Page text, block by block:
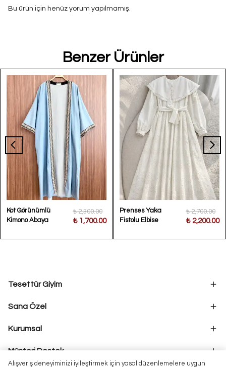
Alışveriş deneyiminizi iyileştirmek için yasal düzenlemelere uygun
Bu ürün için henüz yorum yapılmamış.
Benzer Ürünler
Kot Görünümlü
Kimono Abaya
₺ 2,300.00
₺ 1,700.00
Prenses Yaka
Fistolu Elbise
₺ 2,700.00
₺ 2,200.00
Tesettür Giyim
Sana Özel
Kurumsal
Müşteri Destek